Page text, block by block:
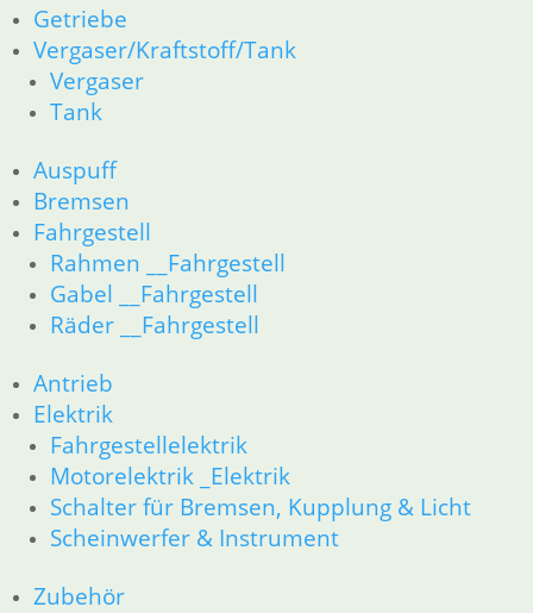
Getriebe
Vergaser/Kraftstoff/Tank
Vergaser
Tank
Auspuff
Bremsen
Fahrgestell
Rahmen __Fahrgestell
Gabel __Fahrgestell
Räder __Fahrgestell
Antrieb
Elektrik
Fahrgestellelektrik
Motorelektrik _Elektrik
Schalter für Bremsen, Kupplung & Licht
Scheinwerfer & Instrument
Zubehör
36 Räder
46 Rahmen & Verkleidung
51 Spiegel & Schlösser
61 Fahrzeugelektrik
62 Instrumente
R80GS bis R100GS PD 1990
11 Motor
Dichtungen
Kolben/Kolbenringe
Zylinderkopf
12 Motorelektrik
13 Vergaser
16 Tank
18 Auspuff
21 Kupplung
23 Getriebe
26 Kardanwelle
31 Telegabel
32 Lenkung
34 Bremsen